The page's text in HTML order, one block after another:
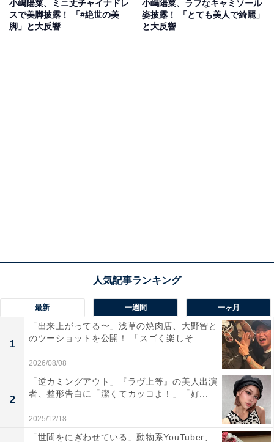
小嶋陽菜、ミニ丈チャイナドレ
スで美脚披露！ 「#絶世の美
脚」と大反響
小嶋陽菜、ラフなキャミソール
姿披露！ 「とても美人で綺麗」
と大反響
最新 一週間 一ヶ月
1
「出来上がってる〜」浅草の焼肉店、大野智と
のツーショットを公開！ 「スゴく楽しそ...
2026/08/08
2
「逆カミングアウト」『ラヴ上等』の美人出演
者、整形告白に「潔くてカッコよ！」「好...
2025/12/18
「世間をにぎわせている」動物系YouTuber、